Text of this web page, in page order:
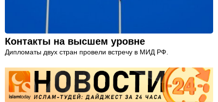
Контакты на высшем уровне
Дипломаты двух стран провели встречу в МИД РФ.